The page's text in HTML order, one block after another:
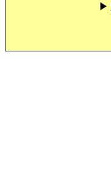
▶